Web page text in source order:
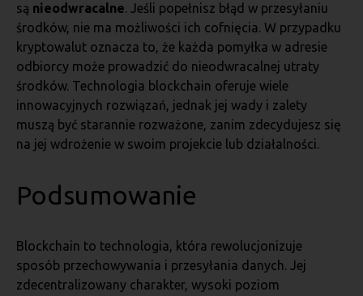
są nieodwracalne. Jeśli popełnisz błąd w przesyłaniu
środków, nie ma możliwości ich cofnięcia. W przypadku
kryptowalut oznacza to, że każda pomyłka w adresie
odbiorcy może prowadzić do nieodwracalnej utraty
środków. Technologia blockchain oferuje wiele
innowacyjnych rozwiązań, jednak jej wady i zalety
muszą być starannie rozważone, zanim zdecydujesz się
na jej wdrożenie w swoim projekcie lub działalności.
Podsumowanie
Blockchain to technologia, która rewolucjonizuje
sposób przechowywania i przesyłania danych. Jej
zdecentralizowany charakter, wysoki poziom